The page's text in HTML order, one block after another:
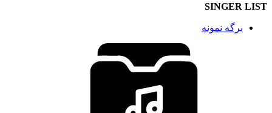
SINGER LIST
برگه نمونه